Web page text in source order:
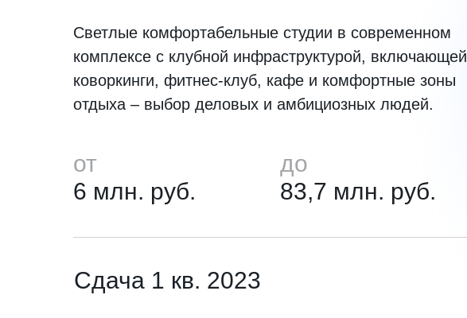
Светлые комфортабельные студии в современном
комплексе с клубной инфраструктурой, включающей
коворкинги, фитнес-клуб, кафе и комфортные зоны
отдыха – выбор деловых и амбициозных людей.
6 млн. руб.
Сдача 1 кв. 2023
83,7 млн. руб.
от до